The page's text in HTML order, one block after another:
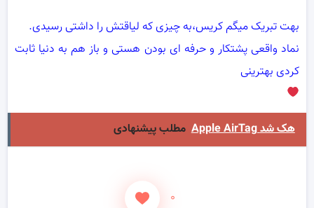
بهت تبریک میگم کریس،به چیزی که لیاقتش را داشتی رسیدی.
نماد واقعی پشتکار و حرفه ای بودن هستی و باز هم به دنیا ثابت
کردی بهترینی
مطلب پیشنهادی Apple AirTag هک شد
۰